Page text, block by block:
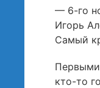
— 6-го
Игорь
Самый
кто-то